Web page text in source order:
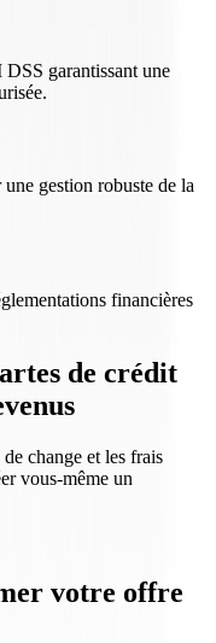
garantissant une
gestion robuste de la
financières
de crédit
change et les frais
vous-même un
votre offre